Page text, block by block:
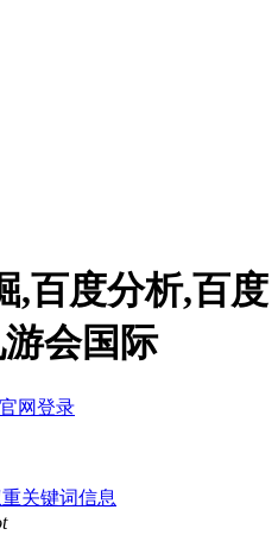
,百度分析,百度
会国际
网登录
关键词信息